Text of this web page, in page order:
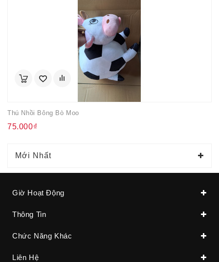
Thú Nhồi Bông Bò Moo
75.000₫
Mới Nhất
Giờ Hoạt Động
Thông Tin
Chức Năng Khác
Liên Hệ